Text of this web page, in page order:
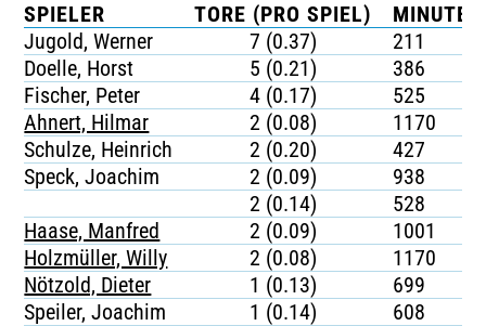
SPIELER TORE (PRO SPIEL)
Jugold, Werner
7 (0.37)
211
Doelle, Horst
5 (0.21)
386
Fischer, Peter
4 (0.17)
525
Ahnert, Hilmar
2 (0.08)
1170
Schulze, Heinrich
2 (0.20)
427
Speck, Joachim
2 (0.09)
938
2 (0.14)
528
Haase, Manfred
2 (0.09)
1001
Holzmüller, Willy
2 (0.08)
1170
Nötzold, Dieter
1 (0.13)
699
Speiler, Joachim
1 (0.14) 608